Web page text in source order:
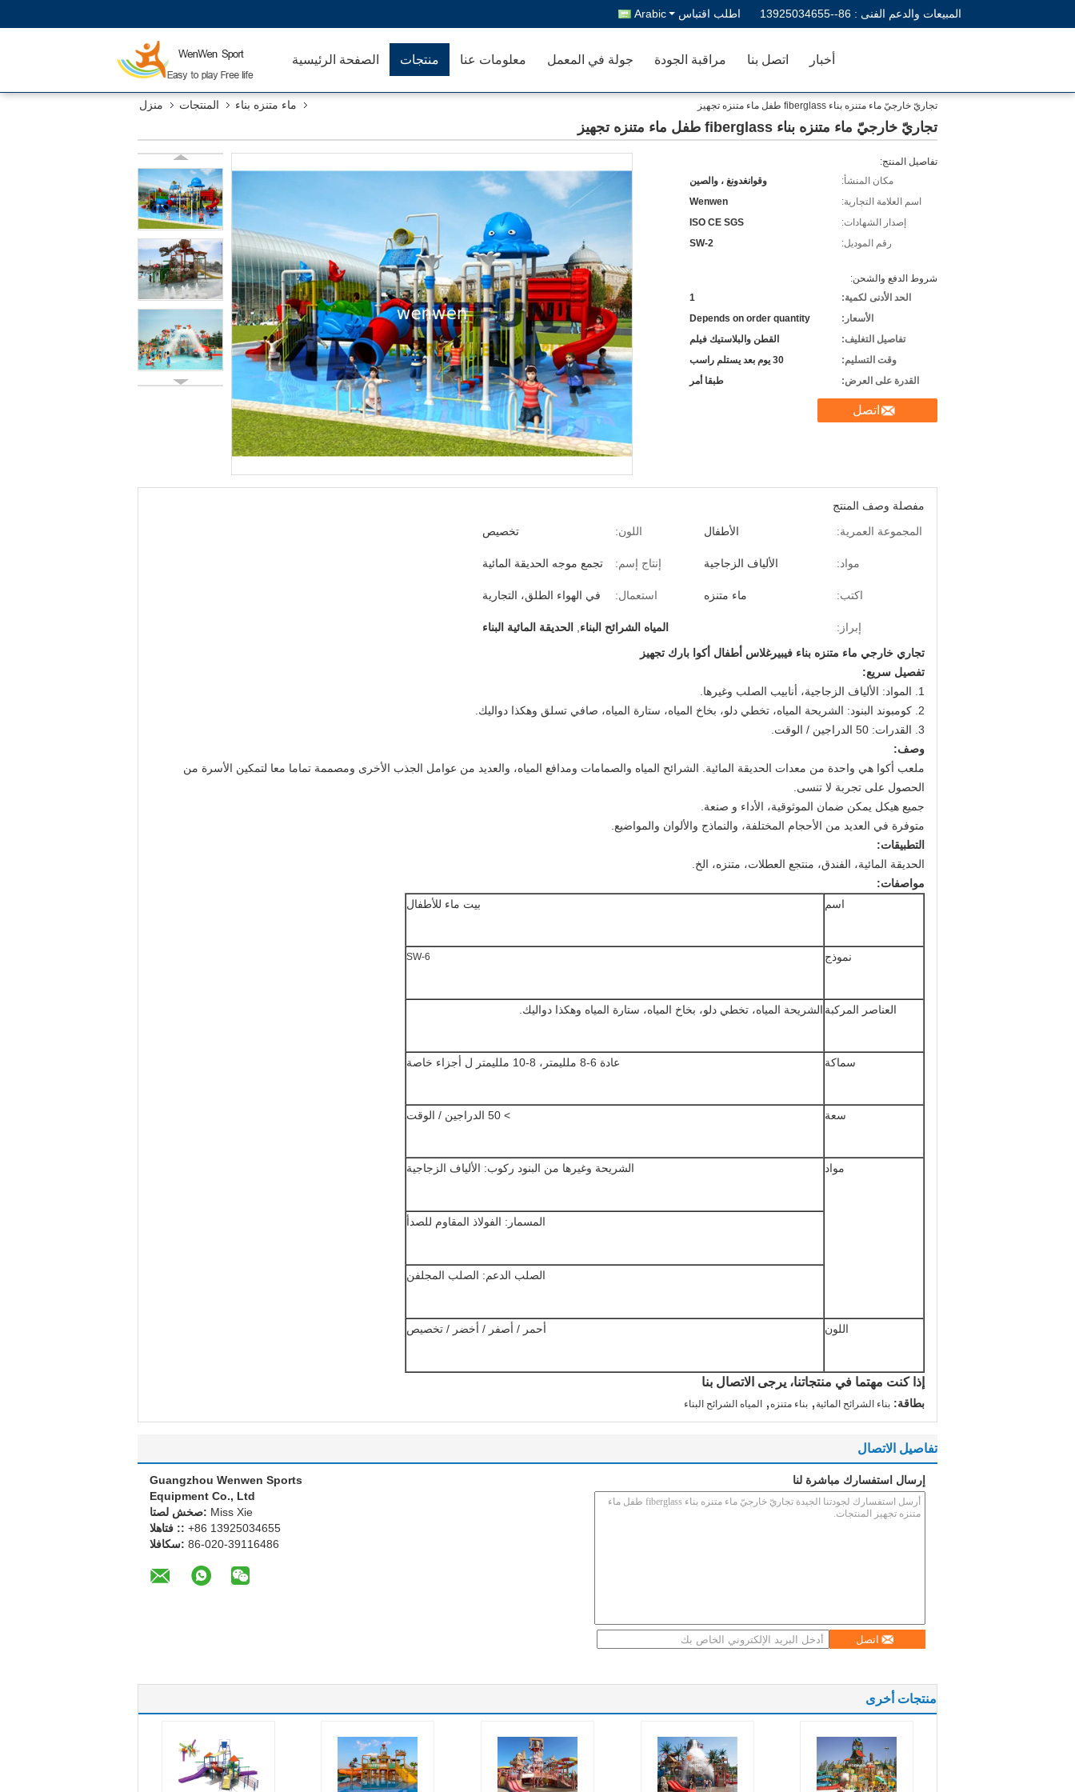
المبيعات والدعم الفنى : 86--13925034655 اطلب اقتباس Arabic
الصفحة الرئيسية منتجات معلومات عنا جولة في المعمل مراقبة الجودة اتصل بنا أخبار
منزل المنتجات ماء متنزه بناء تجاريّ خارجيّ ماء متنزه بناء fiberglass طفل ماء متنزه تجهيز
تجاريّ خارجيّ ماء متنزه بناء fiberglass طفل ماء متنزه تجهيز
تفاصيل المنتج:
مكان المنشأ:
وقوانغدونغ ، والصين
اسم العلامة التجارية:
Wenwen
إصدار الشهادات:
ISO CE SGS
رقم الموديل:
SW-2
شروط الدفع والشحن:
الحد الأدنى لكمية:
1
الأسعار:
Depends on order quantity
تفاصيل التغليف:
القطن والبلاستيك فيلم
وقت التسليم:
30 يوم بعد يستلم راسب
القدرة على العرض:
طبقا أمر
اتصل
مفصلة وصف المنتج
المجموعة العمرية:
الأطفال اللون: تخصيص
مواد: الألياف الزجاجية إنتاج إسم: تجمع موجه الحديقة المائية
اكتب: ماء متنزه استعمال: في الهواء الطلق، التجارية
إبراز: المياه الشرائح البناء
الحديقة المائية البناء
تجاري خارجي ماء متنزه بناء فيبيرغلاس أطفال أكوا بارك تجهيز
تفصيل سريع:
1. المواد: الألياف الزجاجية، أنابيب الصلب وغيرها.
2. كومبوند البنود: الشريحة المياه، تخطي دلو، بخاخ المياه، ستارة المياه، صافي تسلق وهكذا دواليك.
3. القدرات: 50 الدراجين / الوقت.
وصف:
ملعب أكوا هي واحدة من معدات الحديقة المائية. الشرائح المياه والصمامات ومدافع المياه، والعديد من عوامل الجذب الأخرى ومصممة تماما معا لتمكين الأسرة من
الحصول على تجربة لا تنسى.
جميع هيكل يمكن ضمان الموثوقية، الأداء و صنعة.
متوفرة في العديد من الأحجام المختلفة، والنماذج والألوان والمواضيع.
التطبيقات:
الحديقة المائية، الفندق، منتجع العطلات، متنزه، الخ.
مواصفات:
اسم
بيت ماء للأطفال
نموذج SW-6
العناصر المركبة الشريحة المياه، تخطي دلو، بخاخ المياه، ستارة المياه وهكذا دواليك.
سماكة عادة 6-8 ملليمتر، 8-10 ملليمتر ل أجزاء خاصة
سعة > 50 الدراجين / الوقت
مواد الشريحة وغيرها من البنود ركوب: الألياف الزجاجية
المسمار: الفولاذ المقاوم للصدأ
الصلب الدعم: الصلب المجلفن
اللون أحمر / أصفر / أخضر / تخصيص
إذا كنت مهتما في منتجاتنا، يرجى الاتصال بنا
بطاقة: بناء الشرائح المائية , بناء متنزه, المياه الشرائح البناء
تفاصيل الاتصال
Guangzhou Wenwen Sports
Equipment Co., Ltd
اتصل شخص: Miss Xie
الهاتف :: +86 13925034655
الفاكس: 86-020-39116486
إرسال استفسارك مباشرة لنا
اتصل
منتجات أخرى